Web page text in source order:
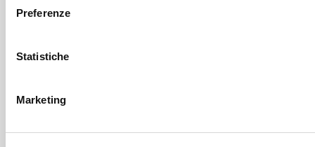
Preferenze
Statistiche
Marketing